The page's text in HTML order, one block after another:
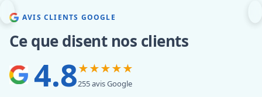
AVIS CLIENTS GOOGLE
Ce que disent nos clients
4.8★★★★★
255 avis Google